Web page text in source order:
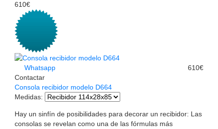
610€
Whatsapp
Contactar
610€
Consola recibidor modelo D664
Medidas:
Hay un sinfín de posibilidades para decorar un recibidor: Las
consolas se revelan como una de las fórmulas más